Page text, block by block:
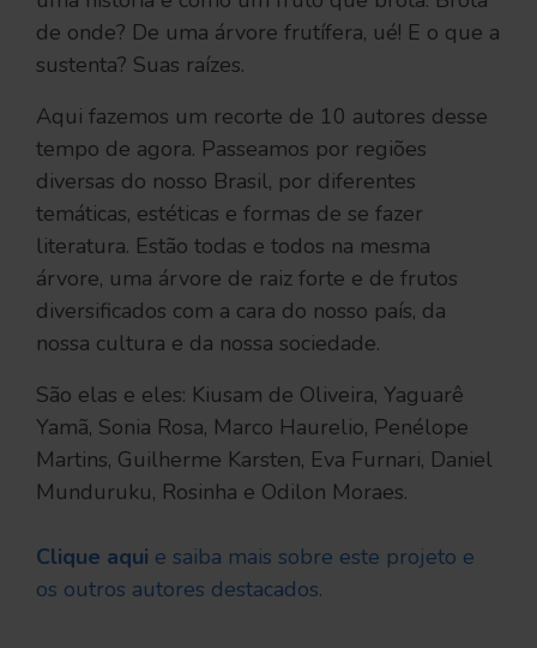
de onde? De uma árvore frutífera, ué! E o que a
sustenta? Suas raízes.
Aqui fazemos um recorte de 10 autores desse
tempo de agora. Passeamos por regiões
diversas do nosso Brasil, por diferentes
temáticas, estéticas e formas de se fazer
literatura. Estão todas e todos na mesma
árvore, uma árvore de raiz forte e de frutos
diversificados com a cara do nosso país, da
nossa cultura e da nossa sociedade.
São elas e eles: Kiusam de Oliveira, Yaguarê
Yamã, Sonia Rosa, Marco Haurelio, Penélope
Martins, Guilherme Karsten, Eva Furnari, Daniel
Munduruku, Rosinha e Odilon Moraes.
Clique aqui e saiba mais sobre este projeto e
os outros autores destacados.